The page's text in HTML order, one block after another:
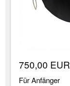
750,00 EUR
Für Anfänger